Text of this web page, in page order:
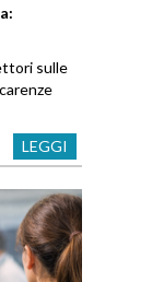
sulle
LEGGI